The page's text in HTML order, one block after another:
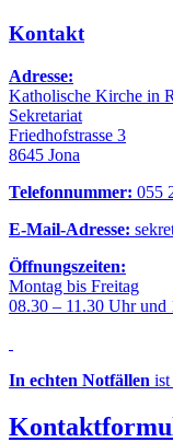
Kontakt
Adresse:
Katholische Kirche in
Sekretariat
Friedhofstrasse 3
8645 Jona
Telefonnummer: 055
E-Mail-Adresse:
Öffnungszeiten:
Montag bis Freitag
08.30 – 11.30 Uhr
In echten Notfällen